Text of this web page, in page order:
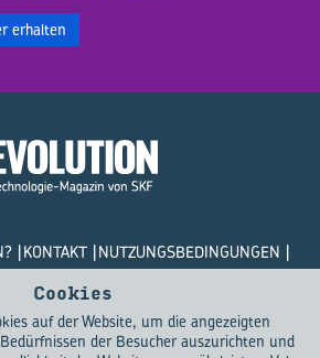
erhalten
KONTAKT NUTZUNGSBEDINGUNGEN
Evolution 2026
Cookies
auf der Website, um die angezeigten
der Besucher auszurichten und